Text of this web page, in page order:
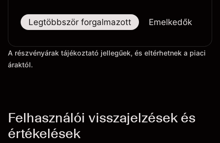
Legtöbbször forgalmazott Emelkedők
A részvényárak tájékoztató jellegűek, és eltérhetnek a piaci
áraktól.
Felhasználói visszajelzések és
értékelések